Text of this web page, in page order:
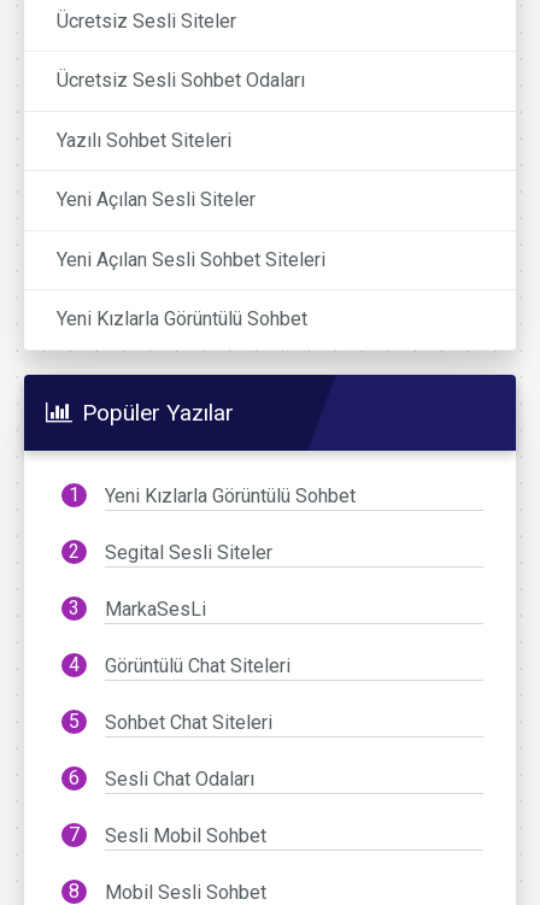
Ücretsiz Sesli Siteler
Ücretsiz Sesli Sohbet Odaları
Yazılı Sohbet Siteleri
Yeni Açılan Sesli Siteler
Yeni Açılan Sesli Sohbet Siteleri
Yeni Kızlarla Görüntülü Sohbet
Popüler Yazılar
Yeni Kızlarla Görüntülü Sohbet
Segital Sesli Siteler
MarkaSesLi
Görüntülü Chat Siteleri
Sohbet Chat Siteleri
Sesli Chat Odaları
Sesli Mobil Sohbet
Mobil Sesli Sohbet